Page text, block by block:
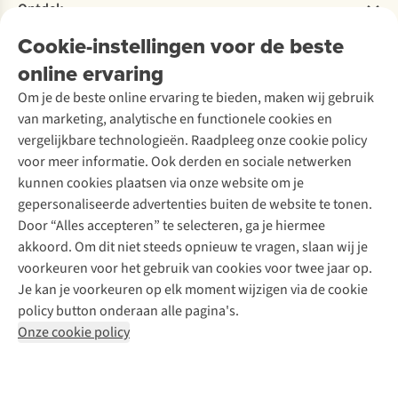
Cookie-instellingen voor de beste
online ervaring
Om je de beste online ervaring te bieden, maken wij gebruik
van marketing, analytische en functionele cookies en
vergelijkbare technologieën. Raadpleeg onze cookie policy
voor meer informatie. Ook derden en sociale netwerken
kunnen cookies plaatsen via onze website om je
gepersonaliseerde advertenties buiten de website te tonen.
Door “Alles accepteren” te selecteren, ga je hiermee
akkoord. Om dit niet steeds opnieuw te vragen, slaan wij je
voorkeuren voor het gebruik van cookies voor twee jaar op.
Je kan je voorkeuren op elk moment wijzigen via de cookie
policy button onderaan alle pagina's.
Onze cookie policy
Bestelling herroepen
Garantie
Contact
Over Ayacucho
Onze winkels
Over A.S.Adventure
Toegankelijkheidsverklaring
Ski-onderhoud
Wasservice
Schoenonderhoud
Schoenherstelling
Kledingherstelling
Retouches
Voor bedrijven
Ontdek
A.S.Magazine
Podcast
Explore Academy
Explore Camp
Gear Check
Inspiratie & advies
Meld je aan voor de nieuwsbrief
Follow us
Disclaimer Privacy Policy
Algemene voorwaarden
Cookie Policy